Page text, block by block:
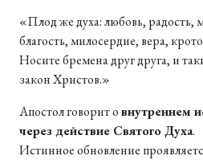
«Плод же духа: любовь, радость,
благость, милосердие, вера,
Носите бремена друг друга, и
закон Христов.»
Апостол говорит овнутреннем
через действие Святого Духа.
Истинное обновление